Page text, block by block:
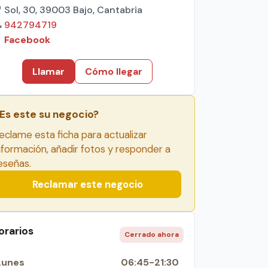
Sol, 30, 39003 Bajo, Cantabria
942794719
Facebook
Llamar Cómo llegar
este su negocio?
esta ficha para actualizar
añadir fotos y responder a
Reclamar este negocio
Cerrado ahora
06:45-21:30